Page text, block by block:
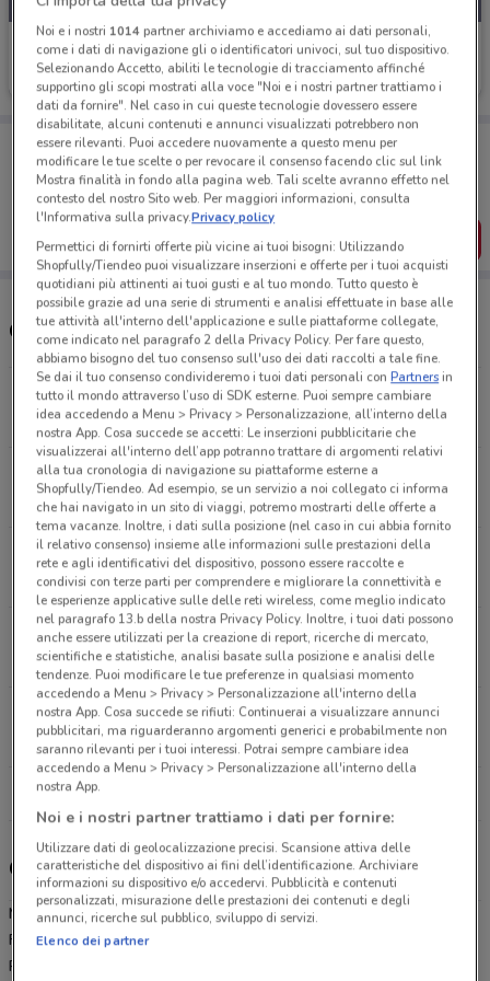
MD
Scade domani 16.2 km
Porta DoveConviene sempre con te!
Puoi trovare le migliori offerte dei negozi vicino a te,
salvarle e creare la tua lista del risparmio, comodamente
dal tuo cellulare.
SCARICA L’APP
Orari e Negozi MD
Via Valderoa, Snc Fiumicino
16.2 km
APERTO
Via Antonino Giuffre', 124 Roma
19.9 km
APERTO
Via Appia Pignatelli, 296 Roma
20.3 km
APERTO
Via Settevene Palo, 1g Cerveteri
20.6 km
APERTO
Via Salaria Vecchia, 1511 Roma
21.7 km
APERTO
Gli sconti del nuovo volantino MD e i negozi
MD è presente in vari punti della città: lo trovi in Via Valderoa Snc
Fiumicino, Via Antonino Giuffre' 124 Roma, Via Appia Pignatelli 296
Roma, Via Settevene Palo 1g Cerveteri, Via Salaria Vecchia 1511
Noi e i nostri 1014partner archiviamo e accediamo ai dati personali,
come i dati di navigazione gli o identificatori univoci, sul tuo dispositivo.
Selezionando Accetto, abiliti le tecnologie di tracciamento affinché
supportino gli scopi mostrati alla voce "Noi e i nostri partner trattiamo i
dati da fornire". Nel caso in cui queste tecnologie dovessero essere
disabilitate, alcuni contenuti e annunci visualizzati potrebbero non
essere rilevanti. Puoi accedere nuovamente a questo menu per
modificare le tue scelte o per revocare il consenso facendo clic sul link
Mostra finalità in fondo alla pagina web. Tali scelte avranno effetto nel
contesto del nostro Sito web. Per maggiori informazioni, consulta
l'Informativa sulla privacy.Privacy policy
Permettici di fornirti offerte più vicine ai tuoi bisogni: Utilizzando
Shopfully/Tiendeo puoi visualizzare inserzioni e offerte per i tuoi acquisti
quotidiani più attinenti ai tuoi gusti e al tuo mondo. Tutto questo è
possibile grazie ad una serie di strumenti e analisi effettuate in base alle
tue attività all'interno dell'applicazione e sulle piattaforme collegate,
come indicato nel paragrafo 2 della Privacy Policy. Per fare questo,
abbiamo bisogno del tuo consenso sull'uso dei dati raccolti a tale fine.
Se dai il tuo consenso condivideremo i tuoi dati personali conPartnersin
tutto il mondo attraverso l’uso di SDK esterne. Puoi sempre cambiare
idea accedendo a Menu > Privacy > Personalizzazione, all’interno della
nostra App. Cosa succede se accetti: Le inserzioni pubblicitarie che
visualizzerai all'interno dell’app potranno trattare di argomenti relativi
alla tua cronologia di navigazione su piattaforme esterne a
Shopfully/Tiendeo. Ad esempio, se un servizio a noi collegato ci informa
che hai navigato in un sito di viaggi, potremo mostrarti delle offerte a
tema vacanze. Inoltre, i dati sulla posizione (nel caso in cui abbia fornito
il relativo consenso) insieme alle informazioni sulle prestazioni della
rete e agli identificativi del dispositivo, possono essere raccolte e
condivisi con terze parti per comprendere e migliorare la connettività e
le esperienze applicative sulle delle reti wireless, come meglio indicato
nel paragrafo 13.b della nostra Privacy Policy. Inoltre, i tuoi dati possono
anche essere utilizzati per la creazione di report, ricerche di mercato,
scientifiche e statistiche, analisi basate sulla posizione e analisi delle
tendenze. Puoi modificare le tue preferenze in qualsiasi momento
accedendo a Menu > Privacy > Personalizzazione all'interno della
nostra App. Cosa succede se rifiuti: Continuerai a visualizzare annunci
pubblicitari, ma riguarderanno argomenti generici e probabilmente non
saranno rilevanti per i tuoi interessi. Potrai sempre cambiare idea
accedendo a Menu > Privacy > Personalizzazione all'interno della
nostra App.
Noi e i nostri partner trattiamo i dati per fornire:
Utilizzare dati di geolocalizzazione precisi. Scansione attiva delle
caratteristiche del dispositivo ai fini dell’identificazione. Archiviare
informazioni su dispositivo e/o accedervi. Pubblicità e contenuti
personalizzati, misurazione delle prestazioni dei contenuti e degli
annunci, ricerche sul pubblico, sviluppo di servizi.
Elenco dei partner